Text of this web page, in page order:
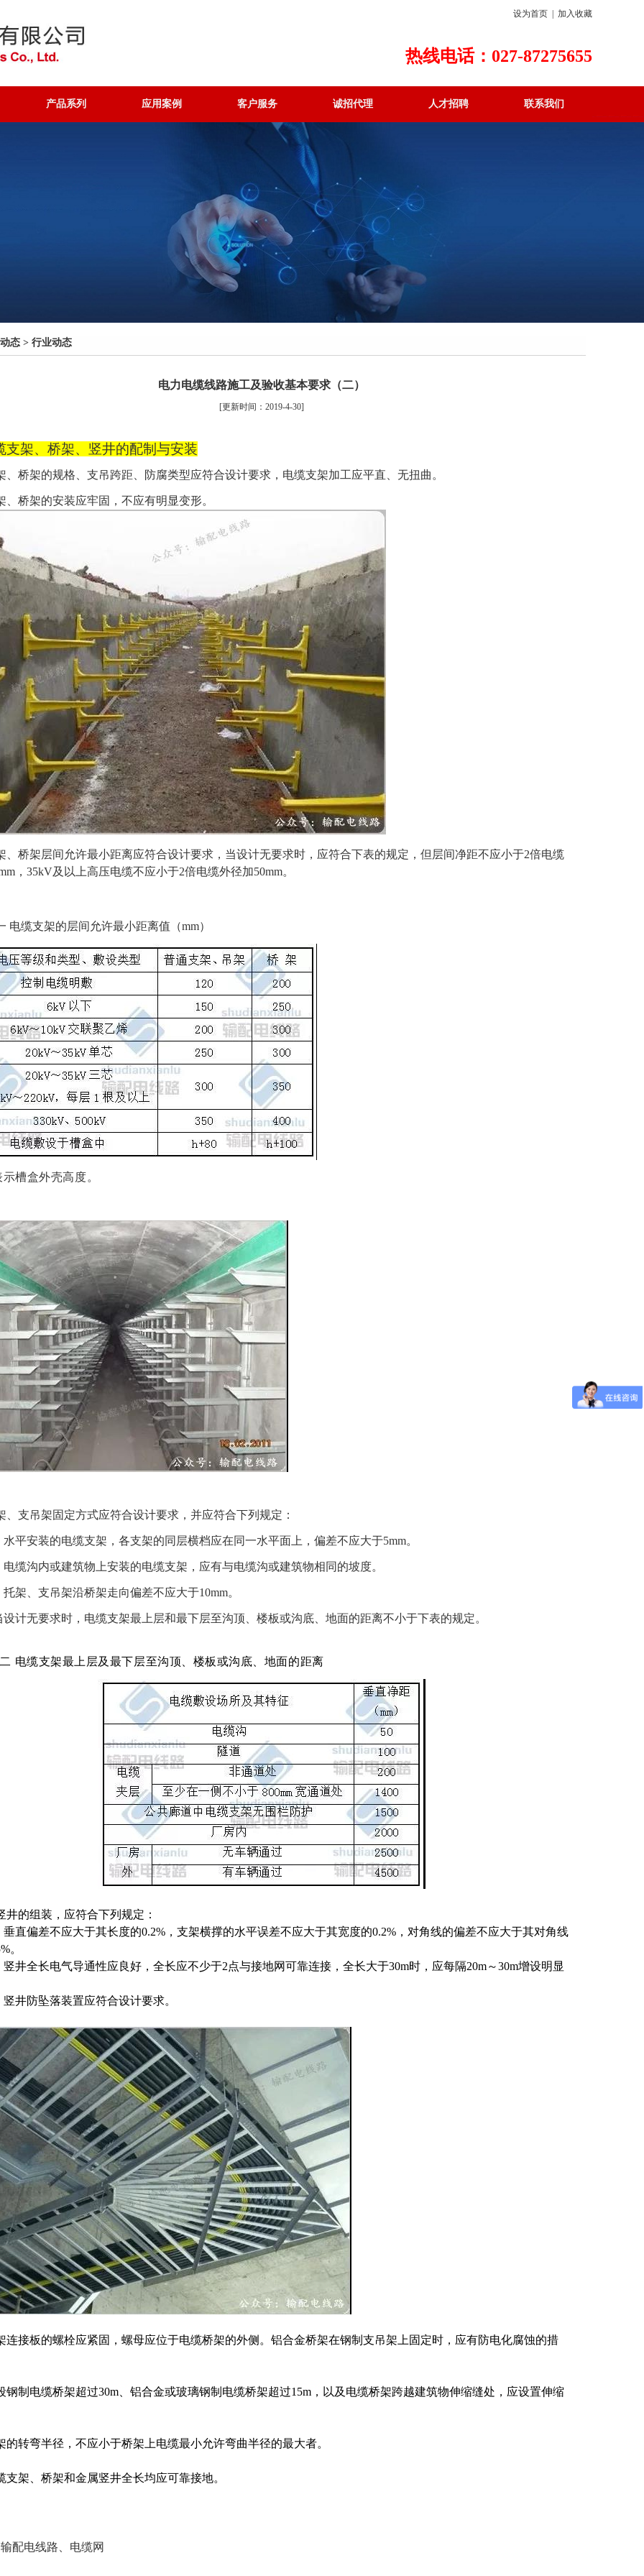
设为首页 加入收藏
热线电话：027-87275655
产品系列 应用案例 客户服务 诚招代理 人才招聘 联系我们
态 > 行业动态
电力电缆线路施工及验收基本要求（二）
[更新时间：2019-4-30]
支架、桥架、竖井的配制与安装
、桥架的规格、支吊跨距、防腐类型应符合设计要求，电缆支架加工应平直、无扭曲。
、桥架的安装应牢固，不应有明显变形。
、桥架层间允许最小距离应符合设计要求，当设计无要求时，应符合下表的规定，但层间净距不应小于2倍电缆
，35kV及以上高压电缆不应小于2倍电缆外径加50mm。
电缆支架的层间允许最小距离值（mm）
示槽盒外壳高度。
、支吊架固定方式应符合设计要求，并应符合下列规定：
水平安装的电缆支架，各支架的同层横档应在同一水平面上，偏差不应大于5mm。
电缆沟内或建筑物上安装的电缆支架，应有与电缆沟或建筑物相同的坡度。
托架、支吊架沿桥架走向偏差不应大于10mm。
设计无要求时，电缆支架最上层和最下层至沟顶、楼板或沟底、地面的距离不小于下表的规定。
电缆支架最上层及最下层至沟顶、楼板或沟底、地面的距离
井的组装，应符合下列规定：
垂直偏差不应大于其长度的0.2%，支架横撑的水平误差不应大于其宽度的0.2%，对角线的偏差不应大于其对角线
。
竖井全长电气导通性应良好，全长应不少于2点与接地网可靠连接，全长大于30m时，应每隔20m～30m增设明显
竖井防坠落装置应符合设计要求。
连接板的螺栓应紧固，螺母应位于电缆桥架的外侧。铝合金桥架在钢制支吊架上固定时，应有防电化腐蚀的措
钢制电缆桥架超过30m、铝合金或玻璃钢制电缆桥架超过15m，以及电缆桥架跨越建筑物伸缩缝处，应设置伸缩
的转弯半径，不应小于桥架上电缆最小允许弯曲半径的最大者。
支架、桥架和金属竖井全长均应可靠接地。
电线路、电缆网